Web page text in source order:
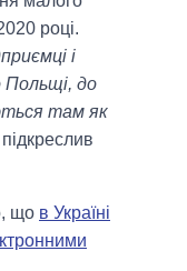
році.
і
Польщі, до
там як
що в Україні